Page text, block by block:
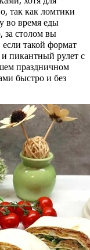
так как ломтики
во время еды
за столом вы
такой формат
пикантный рулет с
праздничном
быстро и без